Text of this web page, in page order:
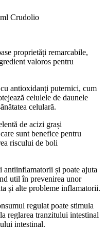
Crudolio
proprietăți remarcabile,
valoros pentru
antioxidanți puternici, cum
celulele de daunele
celulară.
de acizi grași
sunt benefice pentru
riscului de boli
și poate ajuta
util în prevenirea unor
și alte probleme inflamatorii.
regulat poate stimula
reglarea tranzitului intestinal
intestinal.